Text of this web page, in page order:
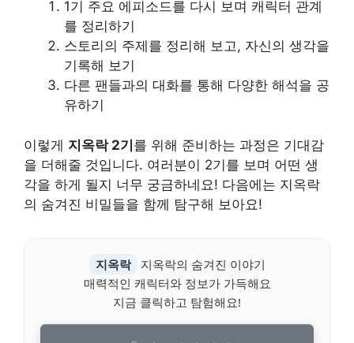
1기 주요 에피소드를 다시 보며 캐릭터 관계
를 정리하기
스토리의 주제를 정리해 보고, 자신의 생각을
기록해 보기
다른 팬들과의 대화를 통해 다양한 해석을 공
유하기
이렇게 지옥락 2기를 위해 준비하는 과정은 기대감
을 더해줄 것입니다. 여러분이 2기를 보며 어떤 생
각을 하게 될지 너무 궁금하네요! 다음에는 지옥락
의 숨겨진 비밀들을 함께 탐구해 보아요!
지옥락
지옥락의 숨겨진 이야기
매력적인 캐릭터와 정보가 가득해요
지금 클릭하고 탐험해요!